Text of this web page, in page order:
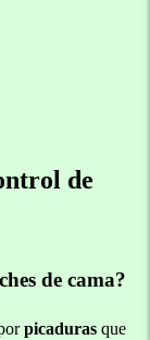
de
de cama?
picaduras que